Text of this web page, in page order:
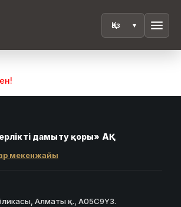
menu
дамыту қоры» АҚ
мекенжайы
Алматы қ., A05C9Y3.